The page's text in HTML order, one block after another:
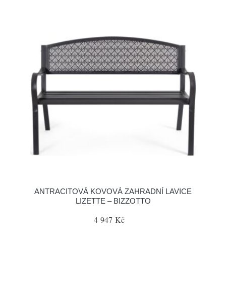
ANTRACITOVÁ KOVOVÁ ZAHRADNÍ LAVICE
LIZETTE – BIZZOTTO
4 947 Kč